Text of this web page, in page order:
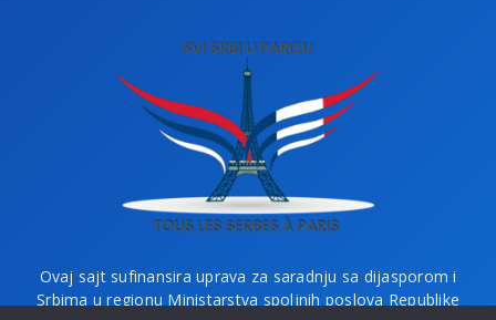
Ovaj sajt sufinansira uprava za saradnju sa dijasporom i
Srbima u regionu Ministarstva spoljnih poslova Republike